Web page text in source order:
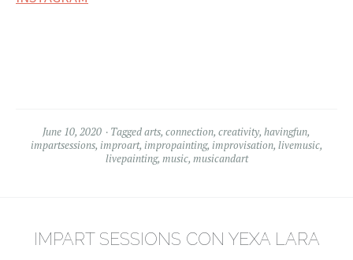
June 10, 2020 Taggedarts, connection, creativity, havingfun,
impartsessions, improart, impropainting, improvisation, livemusic,
livepainting, music, musicandart
IMPART SESSIONS CON YEXA LARA